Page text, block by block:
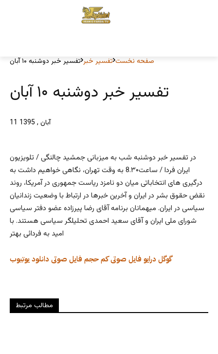
صفحه نخست تفسیر خبر تفسیر خبر دوشنبه ۱۰ آبان
تفسیر خبر دوشنبه ۱۰ آبان
11 آبان , 1395
در تفسیر خبر دوشنبه شب به میزبانی جمشید چالنگی / تلویزیون
ایران فردا / ساعت8.۳۰ به وقت تهران، نگاهی خواهیم داشت به
درگیری های انتخاباتی میان دو نامزد ریاست جمهوری در آمریکا، روند
نقض حقوق بشر در ایران و آخرین خبرها در ارتباط با وضعیت زندانیان
سیاسی در ایران. میهمانان برنامه آقای رضا پیرزاده عضو دفتر سیاسی
شورای ملی ایران و آقای سعید احمدی تحلیلگر سیاسی هستند. با
امید به فردائی بهتر
یوتیوب دانلود فایل صوتی فایل صوتی کم حجم گوگل درایو
مطالب مرتبط